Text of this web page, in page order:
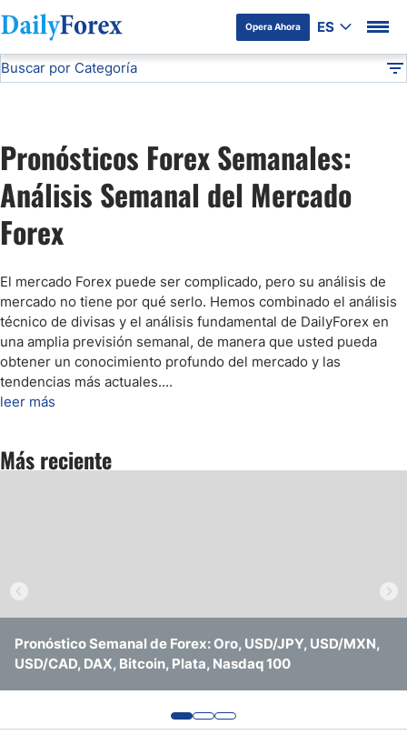
Opera Ahora ES
Divulgación del Anunciante
Buscar por Categoría
Análisis de Mercados Bursátiles
Pronóstico del S&P 500 Hoy
Pronóstico del EUR/USD
Pronóstico Peso Mexicano
Pronósticos Forex Semanales:
Análisis Semanal del Mercado
Forex
El mercado Forex puede ser complicado, pero su análisis de
mercado no tiene por qué serlo. Hemos combinado el análisis
técnico de divisas y el análisis fundamental de DailyForex en
una amplia previsión semanal, de manera que usted pueda
obtener un conocimiento profundo del mercado y las
tendencias más actuales....
leer más
Más reciente
Pronóstico Semanal de Forex: Oro, USD/JPY, USD/MXN,
USD/CAD, DAX, Bitcoin, Plata, Nasdaq 100
Pronóstico Semanal de Forex: Ruptura al Alza del Dólar,
Repunte del Yen, Riesgo en el Petróleo y Oro con Techo
Pares en Foco de la Semana: Plata, Oro, USD/CAD,
EUR/USD, USD/JPY, GBP/USD, Bitcoin, NASDAQ 100